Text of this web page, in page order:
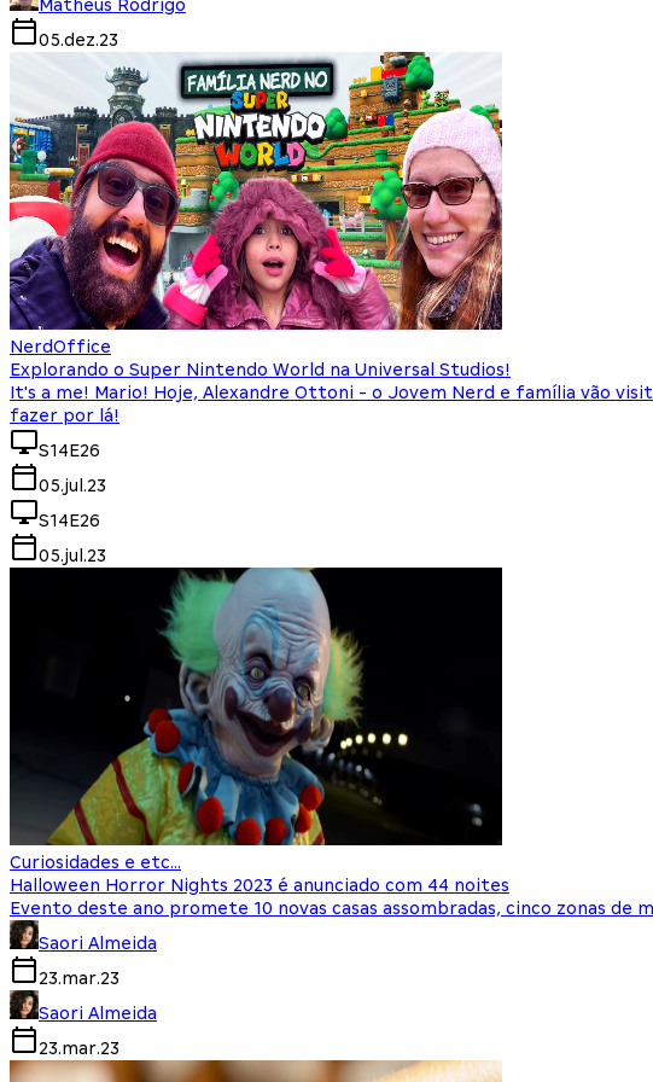
Matheus Rodrigo
05.dez.23
NerdOffice
Explorando o Super Nintendo World na Universal Studios!
It's a me! Mario! Hoje, Alexandre Ottoni - o Jovem Nerd e família vão
fazer por lá!
S14E26
05.jul.23
S14E26
05.jul.23
Curiosidades e etc...
Halloween Horror Nights 2023 é anunciado com 44 noites
Evento deste ano promete 10 novas casas assombradas, cinco zonas de
Saori Almeida
23.mar.23
Saori Almeida
23.mar.23